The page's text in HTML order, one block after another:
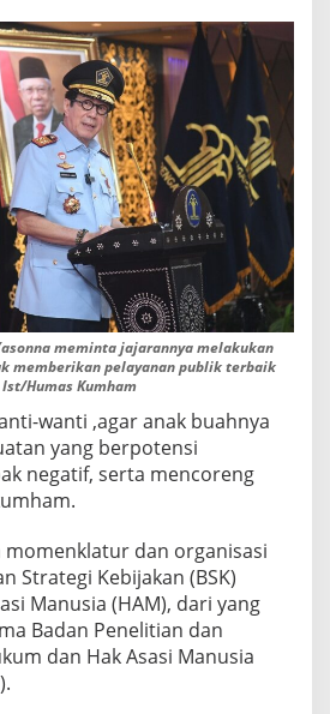
Yasonna meminta jajarannya melakukan
memberikan pelayanan publik terbaik
Humas Kumham
wanti ,agar anak buahnya
yang berpotensi
negatif, serta mencoreng
dan organisasi
Strategi Kebijakan (BSK)
Manusia (HAM), dari yang
Badan Penelitian dan
dan Hak Asasi Manusia